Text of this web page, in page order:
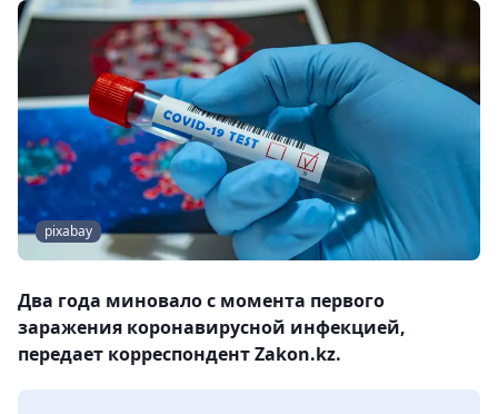
pixabay
Два года миновало с момента первого
заражения коронавирусной инфекцией,
передает корреспондент Zakon.kz.